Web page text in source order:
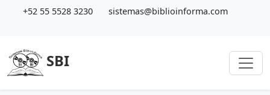
+52 55 5528 3230 sistemas@biblioinforma.com
SBI